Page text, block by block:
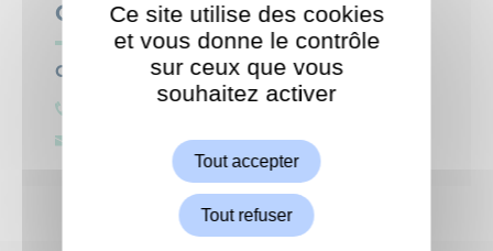
Contact
Centre culturel Sidney Bechet
centre.culturel@garches.fr
ShareThis est désactivé.
Ce site utilise des cookies
et vous donne le contrôle
sur ceux que vous
souhaitez activer
Tout accepter
Tout refuser